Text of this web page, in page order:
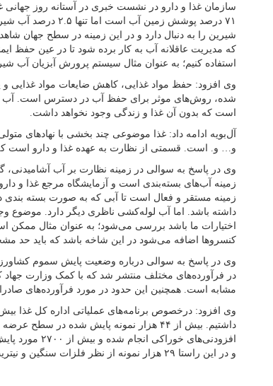
شیرین را به دنبال دارد و در این زمینه در سطح جهان
که مدیریت عاقلانه آب به کار برده شود تا در عین حفظ
استفاده کنیم؛ به عنوان مثال سیستم پرورش آبزیان آب
وی افزود: حفظ مواد غذایی، کاهش ضایعات مواد غذایی و
شده، روش‌های موثر برای حفظ آب در دسترس است. آب
است که بدون آن غذا و زندگی وجود نخواهد داشت.
آل‌بویه ادامه داد: غذا موضوعی چند بخشی با نهادهای
و… و. است. قسمتی از نظارت به عهده غذا و دارو است که
وی در پاسخ به سوالی در زمینه نظارت بر آب
زمینه آب‌های بسته‌بندی است و آزمایشگاه مرجع غذا و
زمینه مستقر و فعال است تا آبی که به صورت بسته بندی در
داشته باشد. اما آب لوله‌کشی ناظری دیگر دارد. موضوع
اختیارات ما باشد بررسی می‌شود؛ به عنوان مثال ممکن
کنسروها اضافه می‌شود در این شاخه باشد که باید حد
وی در پاسخ به سوالی درباره وضعیت پایش سموم
در فرآورده‌های مختلف منتشر شد که با کمک وزارت جهاد
مشابه است. همچنین این حدود در مورد فرآورده‌های
افزودنی‌های
و در این راستا ۲۹ هزار نمونه از نظر فلزات سنگین و نیتریت پایش شده است.